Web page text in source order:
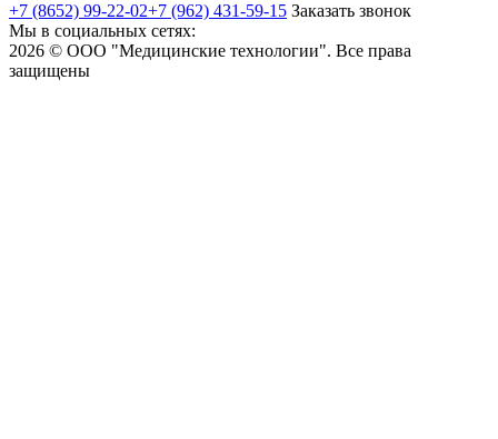
+7 (8652) 99-22-02+7 (962) 431-59-15 Заказать звонок
Мы в социальных сетях:
2026 © ООО "Медицинские технологии". Все права
защищены